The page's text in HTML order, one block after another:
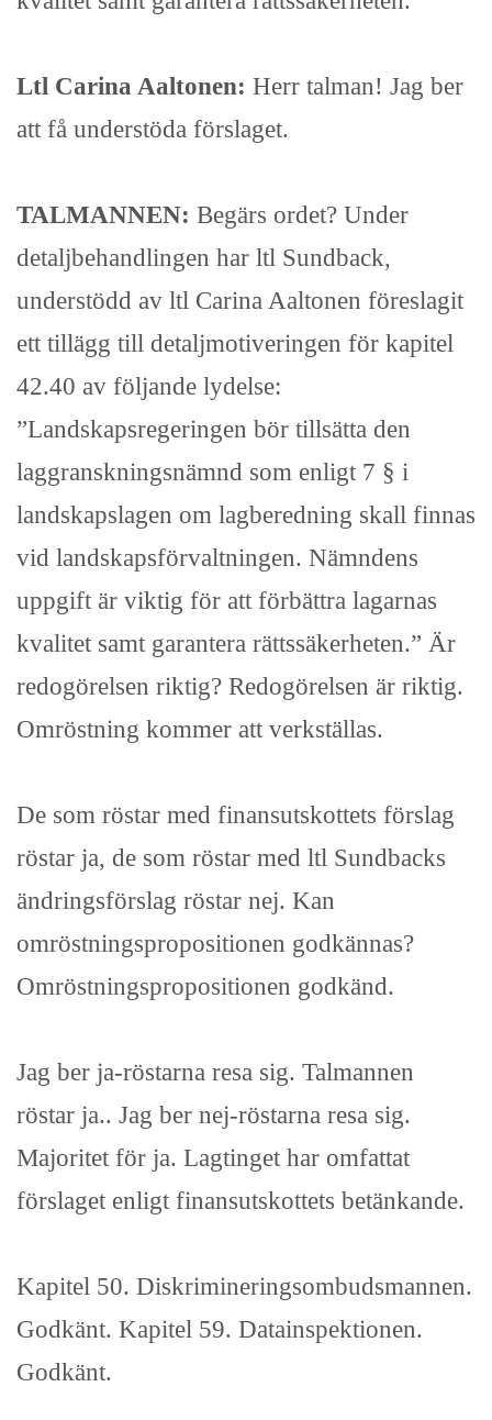
Ltl Carina Aaltonen: Herr talman! Jag ber
att få understöda förslaget.
TALMANNEN: Begärs ordet? Under
detaljbehandlingen har ltl Sundback,
understödd av ltl Carina Aaltonen föreslagit
ett tillägg till detaljmotiveringen för kapitel
42.40 av följande lydelse:
”Landskapsregeringen bör tillsätta den
laggranskningsnämnd som enligt 7 § i
landskapslagen om lagberedning skall finnas
vid landskapsförvaltningen. Nämndens
uppgift är viktig för att förbättra lagarnas
kvalitet samt garantera rättssäkerheten.” Är
redogörelsen riktig? Redogörelsen är riktig.
Omröstning kommer att verkställas.
De som röstar med finansutskottets förslag
röstar ja, de som röstar med ltl Sundbacks
ändringsförslag röstar nej. Kan
omröstningspropositionen godkännas?
Omröstningspropositionen godkänd.
Jag ber ja-röstarna resa sig. Talmannen
röstar ja.. Jag ber nej-röstarna resa sig.
Majoritet för ja. Lagtinget har omfattat
förslaget enligt finansutskottets betänkande.
Kapitel 50. Diskrimineringsombudsmannen.
Godkänt. Kapitel 59. Datainspektionen.
Godkänt.